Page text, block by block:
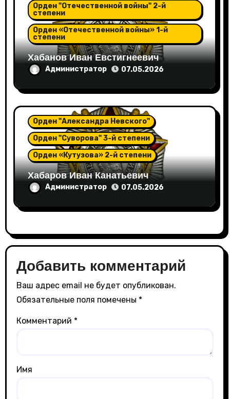
Орден "Отечественной войны" 2-й
степени
Орден «Отечественной войны» 1-й
степени
Хабанов Иван Евстигнеевич
Администратор 07.05.2026
Орден "Александра Невского"
Орден "Суворова" 3-й степени
Орден «Кутузова» 2-й степени
Хабаров Иван Канатьевич
Администратор 07.05.2026
Добавить комментарий
Ваш адрес email не будет опубликован.
Обязательные поля помечены *
Комментарий *
Имя